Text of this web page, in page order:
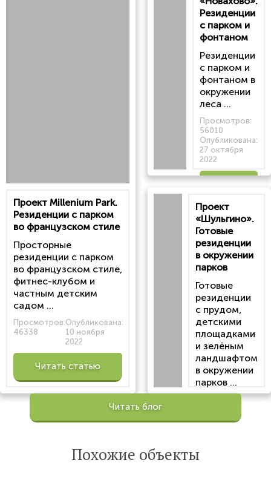
Проект Millenium Park.
Резиденции с парком
во французском стиле
Просторные
резиденции с парком
во французском стиле,
фитнес-клубом и
частным детским
садом ...
Просмотров:
46338
Опубликована:
10 ноября
2022
Читать статью
Резиденции
с парком и
фонтаном
Резиденции
с парком и
фонтаном в
окружении
леса ...
Просмотров:
56010
Опубликована:
27 октября
2022
статью
Проект
«Шульгино».
Готовые
резиденции
в окружении
парков
Готовые
резиденции
с прудом,
детскими
площадками
и зелёным
ландшафтом
в окружении
парков ...
Просмотров:
Опубликована:
Читать блог
Похожие объекты